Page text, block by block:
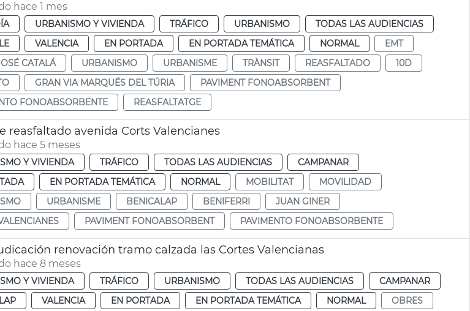
hace 1 mes
URBANISMO Y VIVIENDA TRÁFICO URBANISMO
TODAS LAS AUDIENCIAS
VALENCIA EN PORTADA EN PORTADA TEMÁTICA NORMAL
EMT
CATALÁ
URBANISMO URBANISME TRÀNSIT REASFALTADO
10D
GRAN VIA MARQUÉS DEL TÚRIA
PAVIMENT FONOABSORBENT
FONOABSORBENTE
REASFALTATGE
reasfaltado avenida Corts Valencianes
hace 5 meses
Y VIVIENDA TRÁFICO TODAS LAS AUDIENCIAS
CAMPANAR
EN PORTADA TEMÁTICA NORMAL MOBILITAT
MOVILIDAD
URBANISME BENICALAP BENIFERRI
JUAN GINER
PAVIMENT FONOABSORBENT PAVIMENTO FONOABSORBENTE
renovación tramo calzada las Cortes Valencianas
hace 8 meses
Y VIVIENDA TRÁFICO URBANISMO TODAS LAS AUDIENCIAS
CAMPANAR
VALENCIA EN PORTADA EN PORTADA TEMÁTICA NORMAL
OBRES